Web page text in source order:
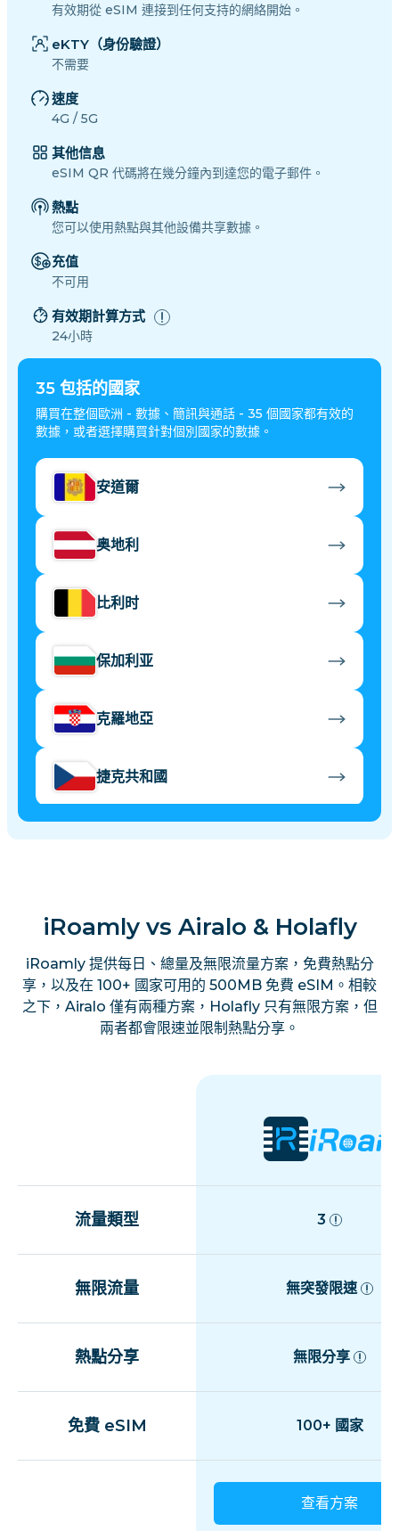
35 包括的國家
購買在整個歐洲 - 數據、簡訊與通話 - 35 個國家都有效的
數據，或者選擇購買針對個別國家的數據。
安道爾
奥地利
比利时
保加利亚
克羅地亞
捷克共和國
法國
匈牙利
愛爾蘭
意大利
拉脫維亞
有效期從 eSIM 連接到任何支持的網絡開始。
eKTY（身份驗證）
不需要
速度
4G / 5G
其他信息
eSIM QR 代碼將在幾分鐘內到達您的電子郵件。
熱點
您可以使用熱點與其他設備共享數據。
充值
不可用
有效期計算方式
24小時
iRoamly vs Airalo & Holafly
iRoamly 提供每日、總量及無限流量方案，免費熱點分
享，以及在 100+ 國家可用的 500MB 免費 eSIM。相較
之下，Airalo 僅有兩種方案，Holafly 只有無限方案，但
兩者都會限速並限制熱點分享。
流量類型 3
無限流量 無突發限速
熱點分享 無限分享
免費 eSIM 100+ 國家
查看方案